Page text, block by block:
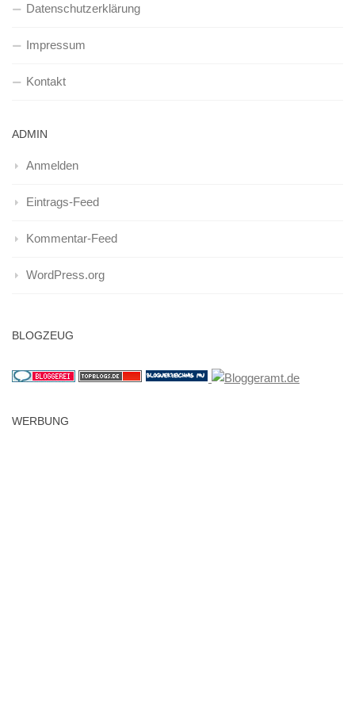
Datenschutzerklärung
Impressum
Kontakt
ADMIN
Anmelden
Eintrags-Feed
Kommentar-Feed
WordPress.org
BLOGZEUG
WERBUNG